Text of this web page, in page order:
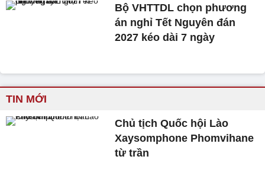
Bộ VHTTDL chọn phương
án nghỉ Tết Nguyên đán
2027 kéo dài 7 ngày
TIN MỚI
Chủ tịch Quốc hội Lào
Xaysomphone Phomvihane
từ trần